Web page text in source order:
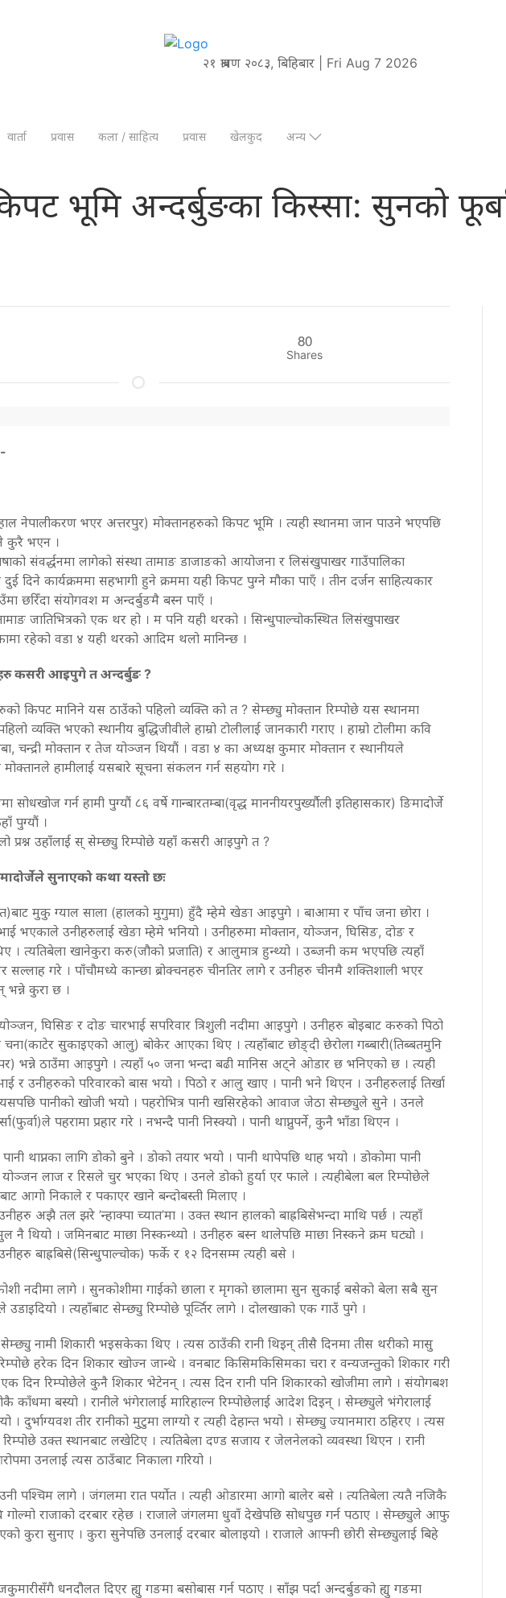
२१ श्रावण २०८३, बिहिबार | Fri Aug 7 2026
वार्ता प्रवास कला / साहित्य प्रवास खेलकुद अन्य
भूमि अन्दर्बुङका किस्सा: सुनको
80
Shares
नेपालीकरण भएर अत्तरपुर) मोक्तानहरुको किपट भूमि । त्यही स्थानमा जान पाउने भएपछि
कुरै भएन ।
संवर्द्धनमा लागेको संस्था तामाङ डाजाङको आयोजना र लिसंखुपाखर गाउँपालिका
दिने कार्यक्रममा सहभागी हुने क्रममा यही किपट पुग्ने मौका पाएँ । तीन दर्जन साहित्यकार
छरिँदा संयोगवश म अन्दर्बुङमै बस्न पाएँ ।
जातिभित्रको एक थर हो । म पनि यही थरको । सिन्धुपाल्चोकस्थित लिसंखुपाखर
रहेको वडा ४ यही थरको आदिम थलो मानिन्छ ।
कसरी आइपुगे त अन्दर्बुङ ?
किपट मानिने यस ठाउँको पहिलो व्यक्ति को त ? सेम्छ्यु मोक्तान रिम्पोछे यस स्थानमा
व्यक्ति भएको स्थानीय बुद्धिजीवीले हाम्रो टोलीलाई जानकारी गराए । हाम्रो टोलीमा कवि
चन्द्री मोक्तान र तेज योञ्जन थियौं । वडा ४ का अध्यक्ष कुमार मोक्तान र स्थानीयले
मोक्तानले हामीलाई यसबारे सूचना संकलन गर्न सहयोग गरे ।
सोधखोज गर्न हामी पुग्यौं ८६ वर्षे गान्बारतम्बा(वृद्ध माननीयरपुर्ख्यौली इतिहासकार) ङिमादोर्जे
पुग्यौं ।
प्रश्न उहाँलाई स् सेम्छ्यु रिम्पोछे यहाँ कसरी आइपुगे त ?
सुनाएको कथा यस्तो छः
मुकु ग्याल साला (हालको मुगुमा) हुँदै म्हेमे खेङा आइपुगे । बाआमा र पाँच जना छोरा ।
भएकाले उनीहरुलाई खेङा म्हेमे भनियो । उनीहरुमा मोक्तान, योञ्जन, घिसिङ, दोङ र
। त्यतिबेला खानेकुरा करु(जौको प्रजाति) र आलुमात्र हुन्थ्यो । उब्जनी कम भएपछि त्यहाँ
सल्लाह गरे । पाँचौमध्ये कान्छा ब्रोक्चनहरु चीनतिर लागे र उनीहरु चीनमै शक्तिशाली भएर
कुरा छ ।
घिसिङ र दोङ चारभाई सपरिवार त्रिशुली नदीमा आइपुगे । उनीहरु बोइबाट करुको पिठो
सुकाइएको आलु) बोकेर आएका थिए । त्यहाँबाट छोङ्दी छेरोला गब्बारी(तिब्बतमुनि
भन्ने ठाउँमा आइपुगे । त्यहाँ ५० जना भन्दा बढी मानिस अट्ने ओडार छ भनिएको छ । त्यही
र उनीहरुको परिवारको बास भयो । पिठो र आलु खाए । पानी भने थिएन । उनीहरुलाई तिर्खा
पानीको खोजी भयो । पहरोभित्र पानी खसिरहेको आवाज जेठा सेम्छ्युले सुने । उनले
पहरामा प्रहार गरे । नभन्दै पानी निस्क्यो । पानी थाप्नुपर्ने, कुनै भाँडा थिएन ।
थाप्नका लागि डोको बुने । डोको तयार भयो । पानी थापेपछि थाह भयो । डोकोमा पानी
लाज र रिसले चुर भएका थिए । उनले डोको हुर्या एर फाले । त्यहीबेला बल रिम्पोछेले
आगो निकाले र पकाएर खाने बन्दोबस्ती मिलाए ।
अझै तल झरे ’न्हाक्पा च्यात’मा । उक्त स्थान हालको बाह्रबिसेभन्दा माथि पर्छ । त्यहाँ
नै थियो । जमिनबाट माछा निस्कन्थ्यो । उनीहरु बस्न थालेपछि माछा निस्कने क्रम घट्यो ।
बाह्रबिसे(सिन्धुपाल्चोक) फर्के र १२ दिनसम्म त्यही बसे ।
नदीमा लागे । सुनकोशीमा गाईको छाला र मृगको छालामा सुन सुकाई बसेको बेला सबै सुन
उडाइदियो । त्यहाँबाट सेम्छ्यु रिम्पोछे पूर्व्तिर लागे । दोलखाको एक गाउँ पुगे ।
सेम्छ्यु नामी शिकारी भइसकेका थिए । त्यस ठाउँकी रानी थिइन् तीसै दिनमा तीस थरीको मासु
हरेक दिन शिकार खोज्न जान्थे । वनबाट किसिमकिसिमका चरा र वन्यजन्तुको शिकार गरी
दिन रिम्पोछेले कुनै शिकार भेटेनन् । त्यस दिन रानी पनि शिकारको खोजीमा लागे । संयोगबश
काँधमा बस्यो । रानीले भंगेरालाई मारिहाल्न रिम्पोछेलाई आदेश दिइन् । सेम्छ्युले भंगेरालाई
। दुर्भाग्यवश तीर रानीको मुटुमा लाग्यो र त्यही देहान्त भयो । सेम्छ्यु ज्यानमारा ठहिरए । त्यस
रिम्पोछे उक्त स्थानबाट लखेटिए । त्यतिबेला दण्ड सजाय र जेलनेलको व्यवस्था थिएन । रानी
उनलाई त्यस ठाउँबाट निकाला गरियो ।
पश्चिम लागे । जंगलमा रात पर्योत । त्यही ओडारमा आगो बालेर बसे । त्यतिबेला त्यतै नजिकै
गोल्मो राजाको दरबार रहेछ । राजाले जंगलमा धुवाँ देखेपछि सोधपुछ गर्न पठाए । सेम्छ्युले आफु
कुरा सुनाए । कुरा सुनेपछि उनलाई दरबार बोलाइयो । राजाले आफ्नी छोरी सेम्छ्युलाई बिहे
धनदौलत दिएर ह्यु गङमा बसोबास गर्न पठाए । साँझ पर्दा अन्दर्बुङको ह्यु गङमा